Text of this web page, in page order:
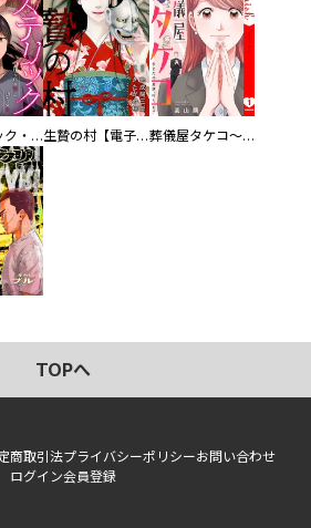
ヒステリック・ハーレム～搾られる男と堕ちる女～【電子単行本版】 生贄の村【電子単行本版】 葬儀屋タケコ～あなたの最期、叶えます【電子単行本版】
TOPへ
商取引法プライバシーポリシーお問い合わせ
ログイン会員登録